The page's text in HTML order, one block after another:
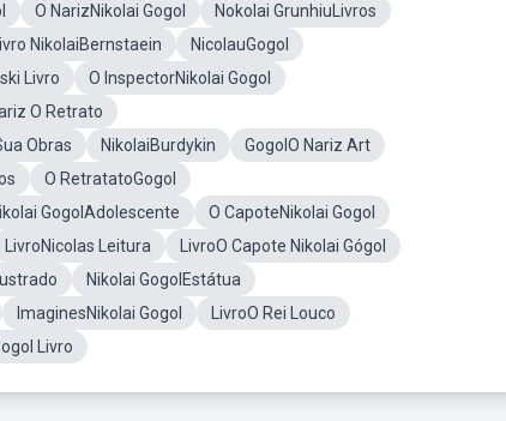
O NarizNikolai Gogol
Nokolai GrunhiuLivros
Livro NikolaiBernstaein
NicolauGogol
Livro
O InspectorNikolai Gogol
O Retrato
Obras NikolaiBurdykin
GogolO Nariz Art
O RetratatoGogol
GogolAdolescente
O CapoteNikolai Gogol
LivroNicolas Leitura
LivroO Capote Nikolai Gógol
Nikolai GogolEstátua
ImaginesNikolai Gogol
LivroO Rei Louco
Livro